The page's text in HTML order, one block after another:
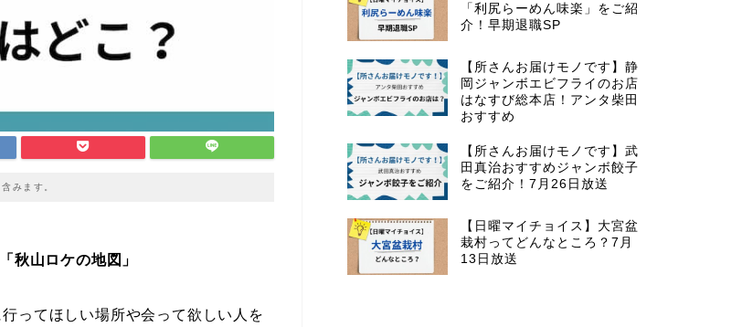
みます。
「秋山ロケの地図」
ってほしい場所や会って欲しい人を
「利尻らーめん味楽」をご紹
介！早期退職SP
【所さんお届けモノです】静
岡ジャンボエビフライのお店
はなすび総本店！アンタ柴田
おすすめ
【所さんお届けモノです】武
田真治おすすめジャンボ餃子
をご紹介！7月26日放送
【日曜マイチョイス】大宮盆
栽村ってどんなところ？7月
13日放送